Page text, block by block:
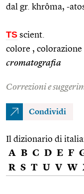
dal gr. khrôma, -
TS scient.
colore ,
cromatografia
Correzioni e
Condividi
Il dizionario di
A B C D E F
R S T U V W